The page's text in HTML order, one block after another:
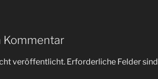
Kommentar
veröffentlicht. Erforderliche Felder sind